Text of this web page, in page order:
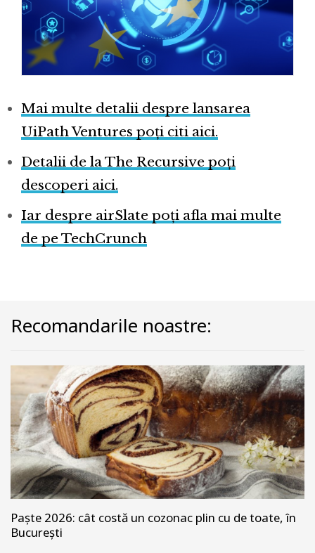
Mai multe detalii despre lansarea
UiPath Ventures poți citi aici.
Detalii de la The Recursive poți
descoperi aici.
Iar despre airSlate poți afla mai multe
de pe TechCrunch
Recomandarile noastre:
Paște 2026: cât costă un cozonac plin cu de toate, în
București